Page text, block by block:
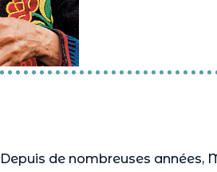
Depuis de nombreuses années,